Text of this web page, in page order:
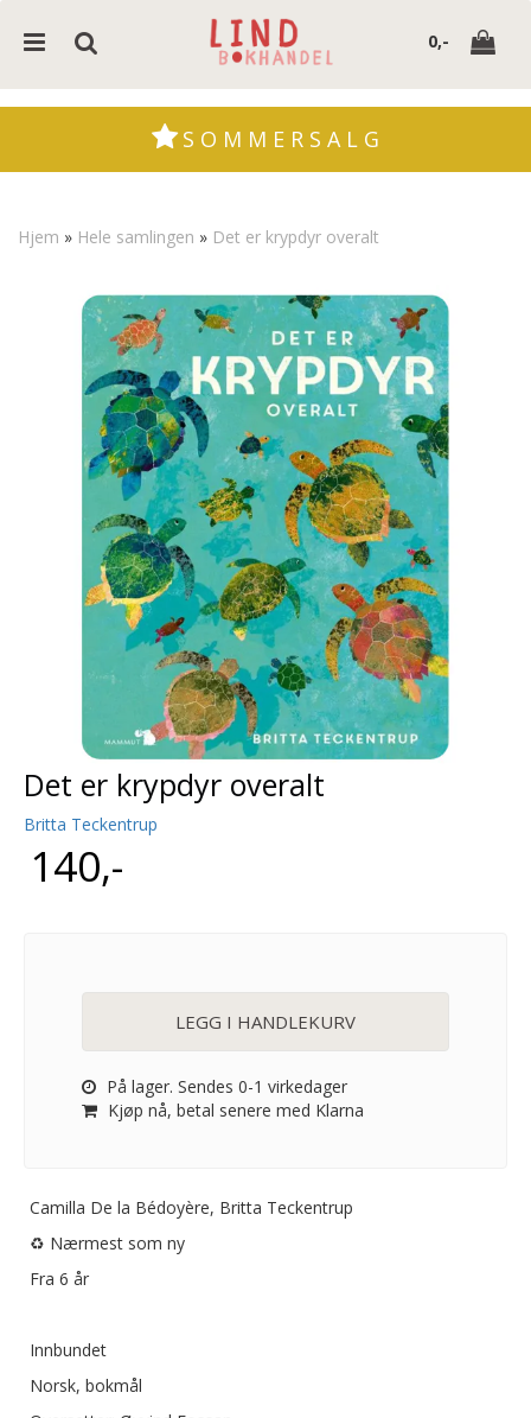
0,-
S O M M E R S A L G
Hjem » Hele samlingen » Det er krypdyr overalt
Det er krypdyr overalt
Britta Teckentrup
140,-
LEGG I HANDLEKURV
På lager. Sendes 0-1 virkedager
Kjøp nå, betal senere med Klarna
Camilla De la Bédoyère, Britta Teckentrup
♻️ Nærmest som ny
Fra 6 år
Innbundet
Norsk, bokmål